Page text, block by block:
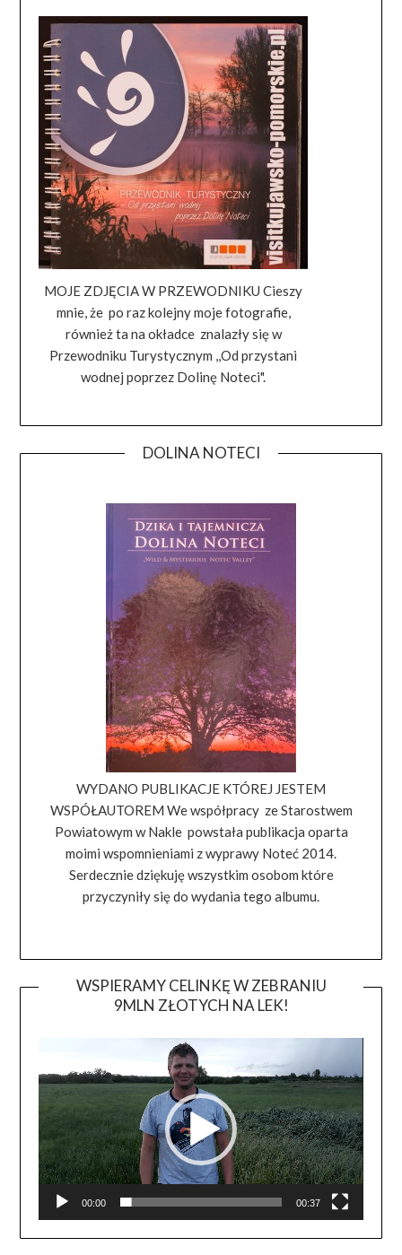
MOJE ZDJĘCIA W PRZEWODNIKU Cieszy
mnie, że po raz kolejny moje fotografie,
również ta na okładce znalazły się w
Przewodniku Turystycznym ,,Od przystani
wodnej poprzez Dolinę Noteci".
DOLINA NOTECI
WYDANO PUBLIKACJE KTÓREJ JESTEM
WSPÓŁAUTOREM We współpracy ze Starostwem
Powiatowym w Nakle powstała publikacja oparta
moimi wspomnieniami z wyprawy Noteć 2014.
Serdecznie dziękuję wszystkim osobom które
przyczyniły się do wydania tego albumu.
WSPIERAMY CELINKĘ W ZEBRANIU
9MLN ZŁOTYCH NA LEK!
video
00:00 00:37